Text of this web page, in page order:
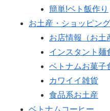
簡単!ベト飯作り
お土産・ショッピング
お店情報（お土
インスタント麺
ベトナムお菓子
カワイイ雑貨
食品系お土産